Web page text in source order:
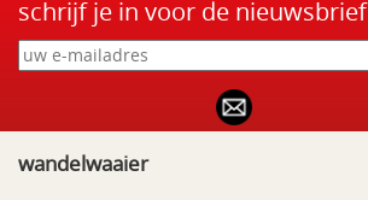
schrijf je in voor de nieuwsbrief
wandelwaaier